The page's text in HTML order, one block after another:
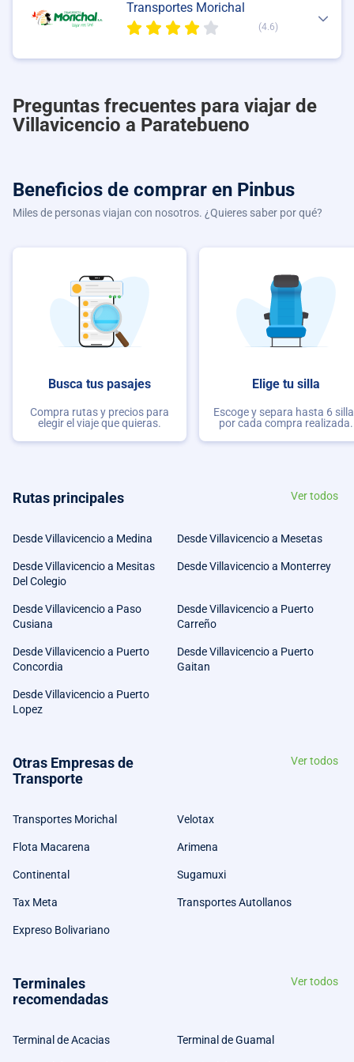
Transportes Morichal
(4.6)
Preguntas frecuentes para viajar de
Villavicencio a Paratebueno
Beneficios de comprar en Pinbus
Miles de personas viajan con nosotros. ¿Quieres saber por qué?
Busca tus pasajes
Compra rutas y precios para
elegir el viaje que quieras.
Elige tu silla
Escoge y separa hasta 6
por cada compra realizada.
Rutas principales Ver todos
Desde Villavicencio a Medina Desde Villavicencio a Mesetas
Desde Villavicencio a Mesitas
Del Colegio
Desde Villavicencio a Monterrey
Desde Villavicencio a Paso
Cusiana
Desde Villavicencio a Puerto
Carreño
Desde Villavicencio a Puerto
Concordia
Desde Villavicencio a Puerto
Gaitan
Desde Villavicencio a Puerto
Lopez
Otras Empresas de
Transporte
Ver todos
Transportes Morichal Velotax
Flota Macarena Arimena
Continental Sugamuxi
Tax Meta Transportes Autollanos
Expreso Bolivariano
Terminales
recomendadas
Ver todos
Terminal de Acacias Terminal de Guamal